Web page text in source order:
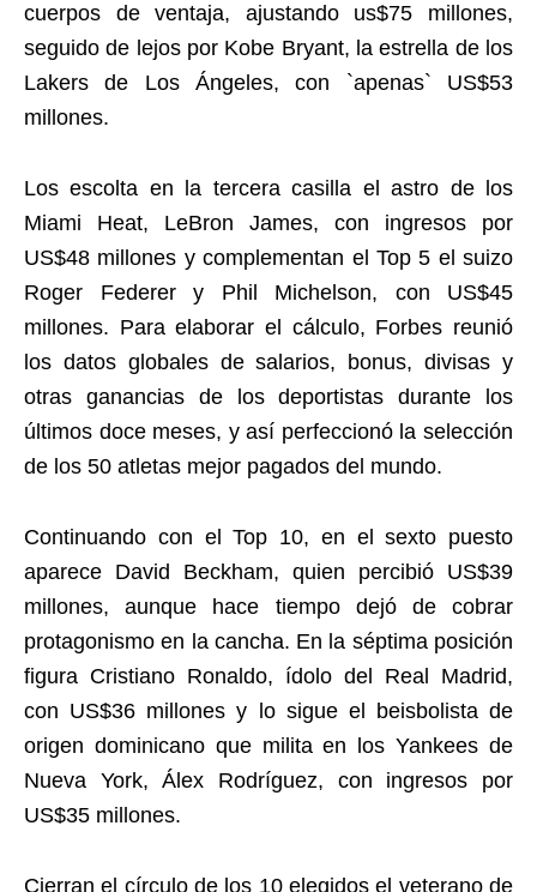
cuerpos de ventaja, ajustando us$75 millones,
seguido de lejos por Kobe Bryant, la estrella de los
Lakers de Los Ángeles, con `apenas` US$53
millones.
Los escolta en la tercera casilla el astro de los
Miami Heat, LeBron James, con ingresos por
US$48 millones y complementan el Top 5 el suizo
Roger Federer y Phil Michelson, con US$45
millones. Para elaborar el cálculo, Forbes reunió
los datos globales de salarios, bonus, divisas y
otras ganancias de los deportistas durante los
últimos doce meses, y así perfeccionó la selección
de los 50 atletas mejor pagados del mundo.
Continuando con el Top 10, en el sexto puesto
aparece David Beckham, quien percibió US$39
millones, aunque hace tiempo dejó de cobrar
protagonismo en la cancha. En la séptima posición
figura Cristiano Ronaldo, ídolo del Real Madrid,
con US$36 millones y lo sigue el beisbolista de
origen dominicano que milita en los Yankees de
Nueva York, Álex Rodríguez, con ingresos por
US$35 millones.
Cierran el círculo de los 10 elegidos el veterano de